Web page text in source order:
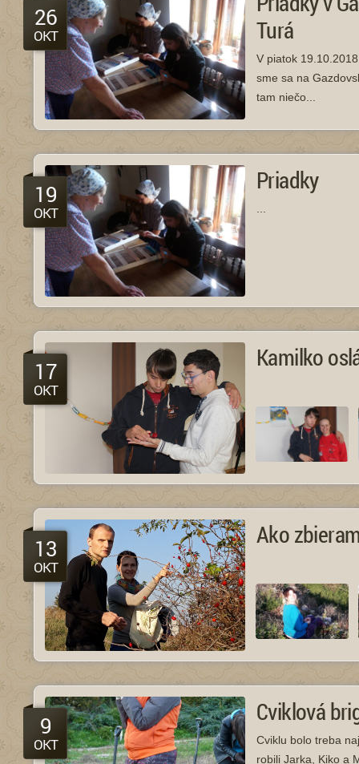
26
OKT
Turá
V piatok
sme sa na
tam niečo...
19
OKT
Priadky
17
OKT
Kamilko
13
OKT
Ako
9
OKT
Cviklová
Cviklu bolo treba
robili Jarka, Kiko a